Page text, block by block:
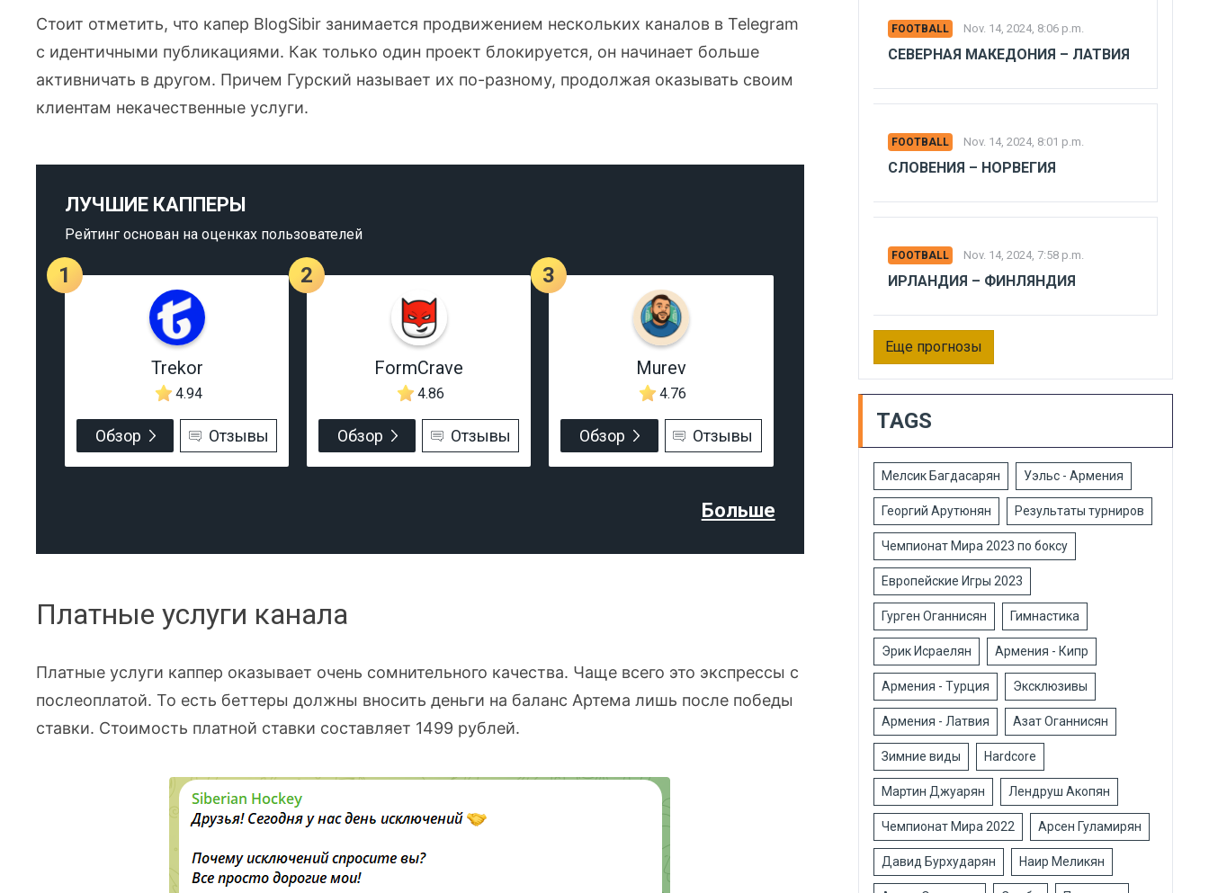
Стоит отметить, что капер BlogSibir занимается продвижением нескольких каналов в Telegram
с идентичными публикациями. Как только один проект блокируется, он начинает больше
активничать в другом. Причем Гурский называет их по-разному, продолжая оказывать своим
клиентам некачественные услуги.
ЛУЧШИЕ КАППЕРЫ
Рейтинг основан на оценках пользователей
1
Trekor
4.94
Обзор Отзывы
2
FormCrave
4.86
Обзор Отзывы
3
Murev
4.76
Обзор Отзывы
Больше
Платные услуги канала
Платные услуги каппер оказывает очень сомнительного качества. Чаще всего это экспрессы с
послеоплатой. То есть беттеры должны вносить деньги на баланс Артема лишь после победы
ставки. Стоимость платной ставки составляет 1499 рублей.
FOOTBALL Nov. 14, 2024, 8:06 p.m.
СЕВЕРНАЯ МАКЕДОНИЯ – ЛАТВИЯ
FOOTBALL Nov. 14, 2024, 8:01 p.m.
СЛОВЕНИЯ – НОРВЕГИЯ
FOOTBALL Nov. 14, 2024, 7:58 p.m.
ИРЛАНДИЯ – ФИНЛЯНДИЯ
Еще прогнозы
TAGS
Мелсик Багдасарян Уэльс - Армения
Георгий Арутюнян Результаты турниров
Чемпионат Мира 2023 по боксу
Европейские Игры 2023
Гурген Оганнисян Гимнастика
Эрик Исраелян Армения - Кипр
Армения - Турция Эксклюзивы
Армения - Латвия Азат Оганнисян
Зимние виды Hardcore
Мартин Джуарян Лендруш Акопян
Чемпионат Мира 2022 Арсен Гуламирян
Давид Бурхударян Наир Меликян